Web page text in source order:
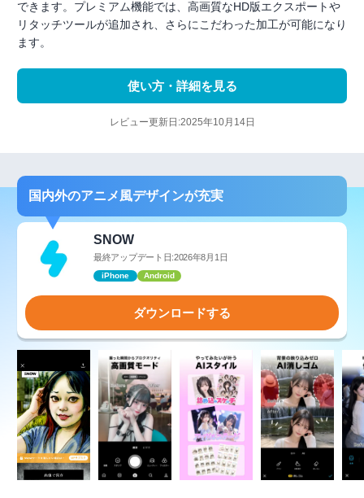
できます。プレミアム機能では、高画質なHD版エクスポートや
リタッチツールが追加され、さらにこだわった加工が可能になり
ます。
使い方・詳細を見る
レビュー更新日:2025年10月14日
国内外のアニメ風デザインが充実
SNOW
最終アップデート日:2026年8月1日
iPhone Android
ダウンロードする